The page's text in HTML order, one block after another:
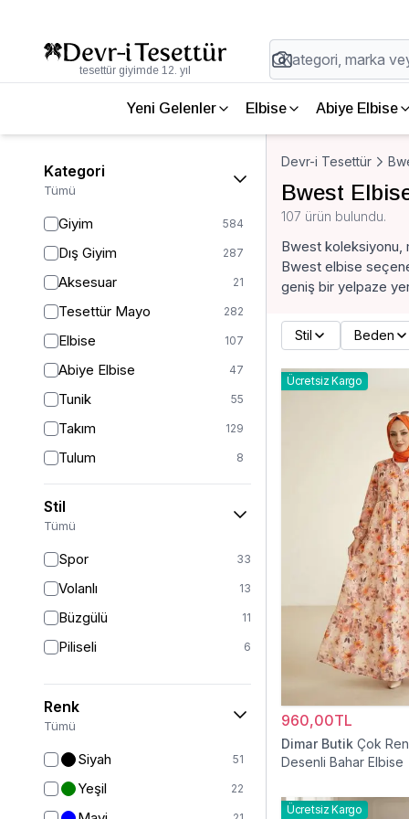
tesettür giyimde 12. yıl
Yeni Gelenler Elbise Abiye Elbise
Kategori
Tümü
Giyim 584
Dış Giyim 287
Aksesuar 21
Tesettür Mayo 282
Elbise 107
Abiye Elbise 47
Tunik 55
Takım 129
Tulum 8
Pantolon 151
Etek 19
Ferace 126
Kap & Pardesü
Trençkot
Hırka
Stil
Tümü
Spor 33
Volanlı 13
Büzgülü 11
Piliseli 6
Renk
Tümü
Siyah 51
Yeşil 22
Devr-i Tesettür
Bwest
107 ürün bulundu.
Bwest koleksiyonu,
Bwest elbise
geniş bir yelpaze
Stil Beden
Ücretsiz Kargo
960,00TL
Dimar Butik Çok
Desenli Bahar Elbise
Ücretsiz Kargo